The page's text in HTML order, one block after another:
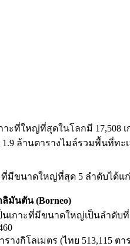
ะที่ใหญ่ที่สุดในโลกมี 17,508
ล้านตารางไมล์รวมพื้นที่ทะเ
ที่มีขนาดใหญ่ที่สุด 5 ลำดับได้แก่
ลิมันตัน (Borneo)
เกาะที่มีขนาดใหญ่เป็นลำดับ
างกิโลเมตร (ไทย 513,115 ตา